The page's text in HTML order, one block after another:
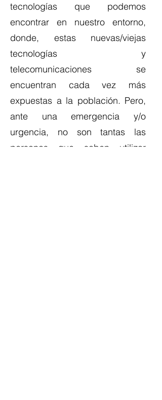
tecnologías que podemos
encontrar en nuestro entorno,
donde, estas nuevas/viejas
tecnologías y
telecomunicaciones se
encuentran cada vez más
expuestas a la población. Pero,
ante una emergencia y/o
urgencia, no son tantas las
personas que saben utilizar